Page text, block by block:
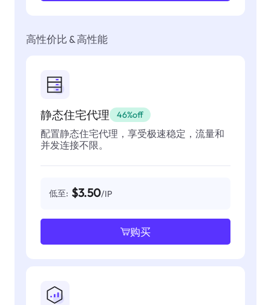
高性价比 & 高性能
静态住宅代理 46%off
配置静态住宅代理，享受极速稳定，流量和
并发连接不限。
低至: $3.50/IP
购买